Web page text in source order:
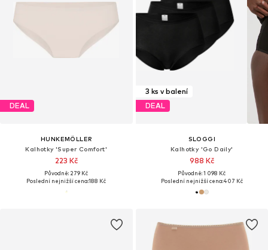
DEAL
HUNKEMÖLLER
Kalhotky 'Super Comfort'
223 Kč
Původně: 279 Kč
Poslední nejnižší cena:188 Kč
3 ks v balení
DEAL
SLOGGI
Kalhotky 'Go Daily'
988 Kč
Původně: 1 098 Kč
Poslední nejnižší cena:407 Kč